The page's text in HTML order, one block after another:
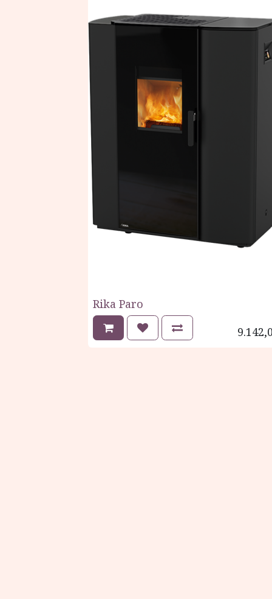
Rika Paro